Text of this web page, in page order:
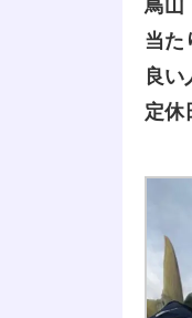
鳥山
当た
良い
定休